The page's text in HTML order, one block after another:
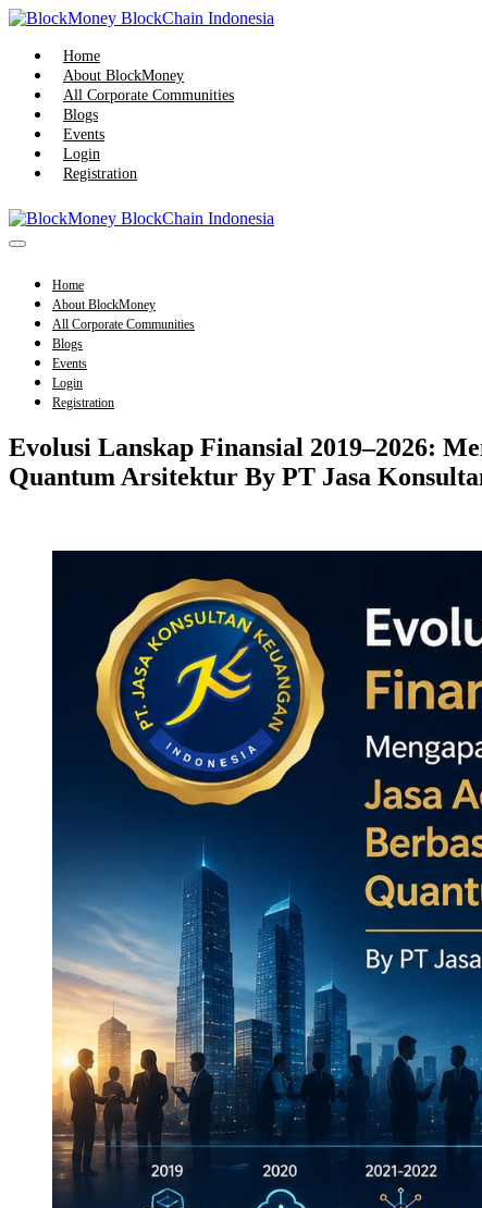
Skip
content
Home
About BlockMoney
All Corporate Communities
Blogs
Events
Login
Registration
Menu
Home
About BlockMoney
All Corporate Communities
Blogs
Events
Login
Registration
Evolusi Lanskap Finansial 2019–2026:
Quantum Arsitektur By PT Jasa